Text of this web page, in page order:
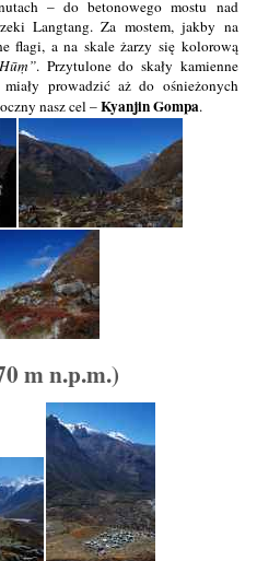
– do betonowego mostu nad
Langtang. Za mostem, jakby na
flagi, a na skale żarzy się kolorową
. Przytulone do skały kamienne
prowadzić aż do ośnieżonych
nasz cel –Kyanjin Gompa.
m n.p.m.)